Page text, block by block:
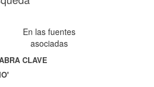
En las fuentes
asociadas
CLAVE